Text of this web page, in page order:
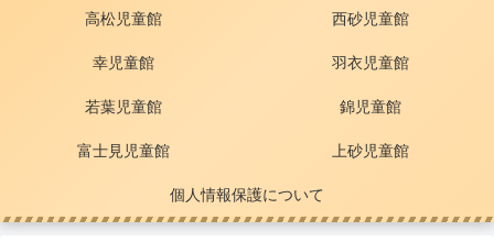
高松児童館 西砂児童館
幸児童館 羽衣児童館
若葉児童館 錦児童館
富士見児童館 上砂児童館
個人情報保護について